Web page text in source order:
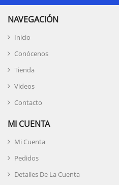
NAVEGACIÓN
Inicio
Conócenos
Tienda
Videos
Contacto
MI CUENTA
Mi Cuenta
Pedidos
Detalles De La Cuenta